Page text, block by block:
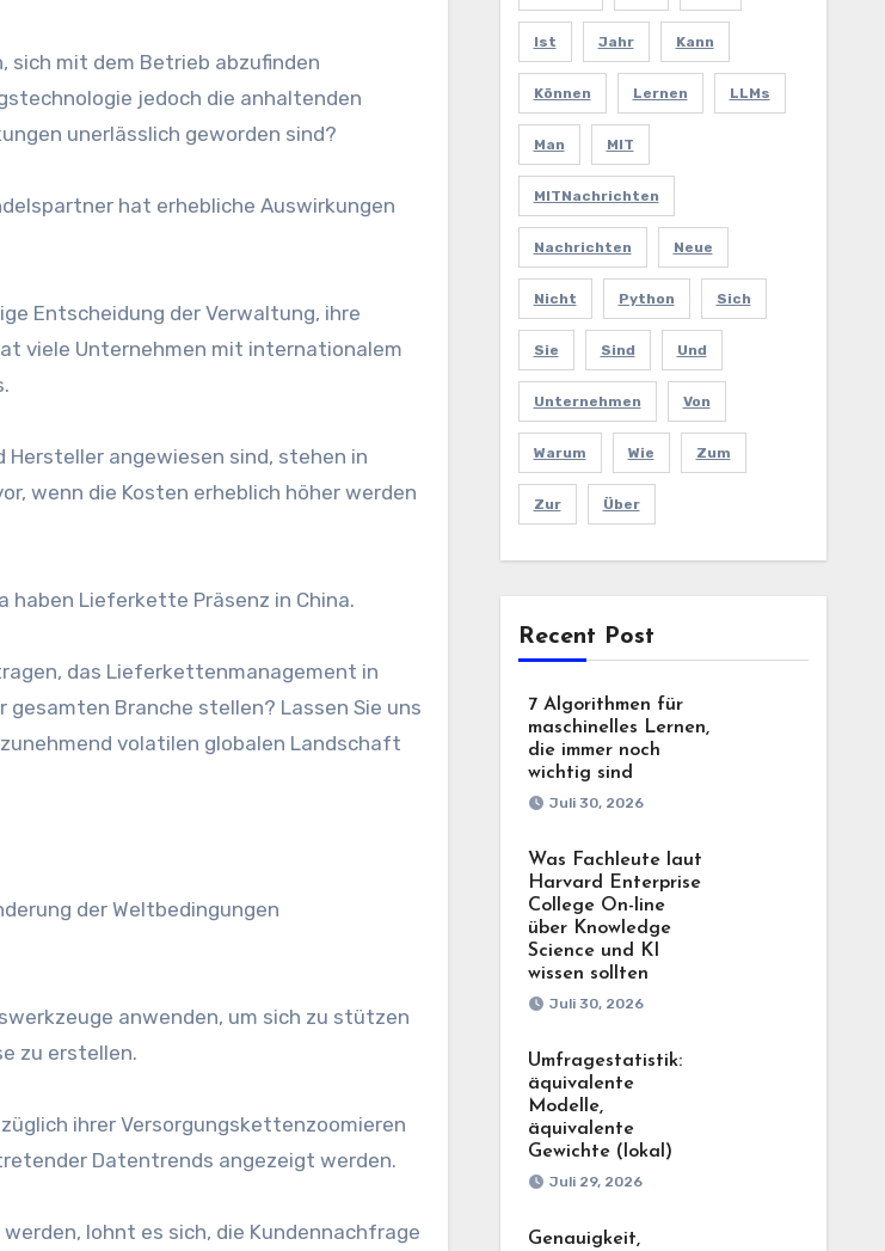
mit dem Betrieb abzufinden
jedoch die anhaltenden
unerlässlich geworden sind?
hat erhebliche Auswirkungen
Entscheidung der Verwaltung, ihre
viele Unternehmen mit internationalem
angewiesen sind, stehen in
wenn die Kosten erheblich höher werden
haben Lieferkette Präsenz in China.
das Lieferkettenmanagement in
Branche stellen? Lassen Sie uns
volatilen globalen Landschaft
der Weltbedingungen
anwenden, um sich zu stützen
zu erstellen.
ihrer Versorgungskettenzoomieren
Datentrends angezeigt werden.
lohnt es sich, die Kundennachfrage
Ist Jahr Kann
Können Lernen LLMs
Man MIT
MITNachrichten
Nachrichten Neue
Nicht Python Sich
Sie Sind Und
Unternehmen Von
Warum Wie Zum
Zur Über
Recent Post
7 Algorithmen für
maschinelles Lernen,
die immer noch
wichtig sind
Juli 30, 2026
Was Fachleute laut
Harvard Enterprise
College On-line
über Knowledge
Science und KI
wissen sollten
Juli 30, 2026
Umfragestatistik:
äquivalente
Modelle,
äquivalente
Gewichte (lokal)
Juli 29, 2026
Genauigkeit,